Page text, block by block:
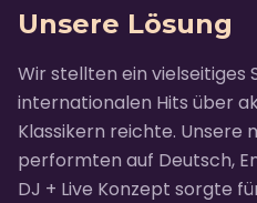
Unsere Lösung
Wir stellten ein vielseitiges
internationalen Hits über
Klassikern reichte. Unsere
performten auf Deutsch,
DJ + Live Konzept sorgte